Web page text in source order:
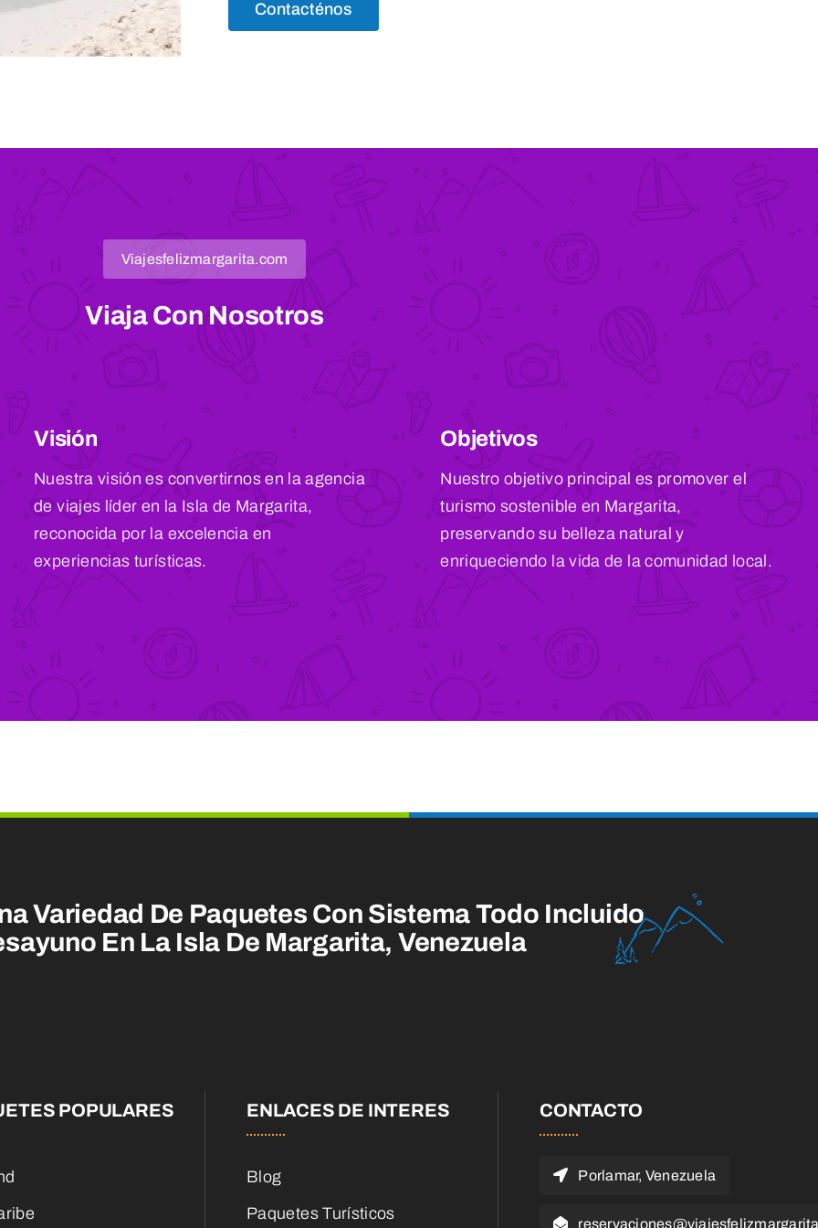
Contacténos
Viajesfelizmargarita.com
Viaja Con Nosotros
Visión
Nuestra visión es convertirnos en la agencia
de viajes líder en la Isla de Margarita,
reconocida por la excelencia en
experiencias turísticas.
Objetivos
Nuestro objetivo principal es promover el
turismo sostenible en Margarita,
preservando su belleza natural y
enriqueciendo la vida de la comunidad local.
Variedad De Paquetes Con Sistema Todo Incluido
En La Isla De Margarita, Venezuela
POPULARES ENLACES DE INTERES
Blog
Paquetes Turísticos
CONTACTO
Porlamar, Venezuela